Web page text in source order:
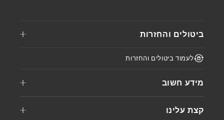
ביטולים והחזרות
לעמוד ביטולים והחזרות
מידע חשוב
קצת עלינו